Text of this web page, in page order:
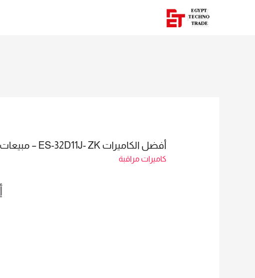
أفضل الكاميرات ES-32D11J- ZK – مبيعات: مي سيد 01023629342
كاميرات مراقبة